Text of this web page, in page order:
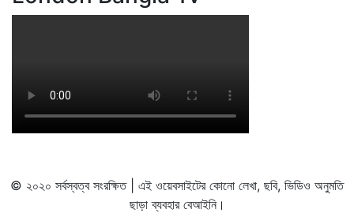
© ২০২০ সর্বস্বত্ব সংরক্ষিত | এই ওয়েবসাইটের কোনো লেখা, ছবি, ভিডিও অনুমতি
ছাড়া ব্যবহার বেআইনি।